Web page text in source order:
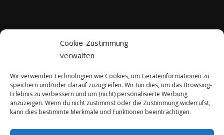
Cookie-Zustimmung
verwalten
Wir verwenden Technologien wie Cookies, um Geräteinformationen zu
speichern und/oder darauf zuzugreifen. Wir tun dies, um das Browsing-
Erlebnis zu verbessern und um (nicht) personalisierte Werbung
anzuzeigen. Wenn du nicht zustimmst oder die Zustimmung widerrufst,
kann dies bestimmte Merkmale und Funktionen beeinträchtigen.